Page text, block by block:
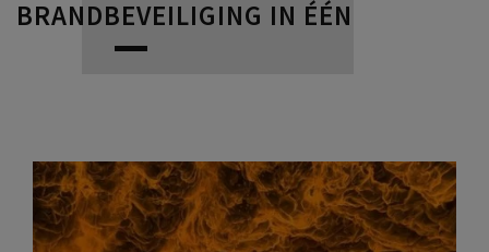
BRANDBEVEILIGING IN ÉÉN